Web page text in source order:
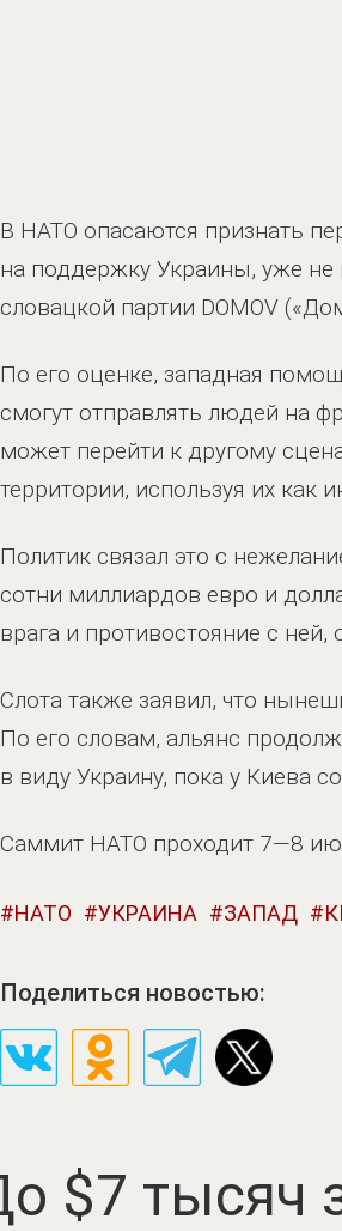
В НАТО опасаются признать
на поддержку Украины, уже не
словацкой партии DOMOV
По его оценке, западная
смогут отправлять людей на
может перейти к другому
территории, используя их как
Политик связал это с
сотни миллиардов евро и
врага и противостояние с ней,
Слота также заявил, что
По его словам, альянс
в виду Украину, пока у Киева
Саммит НАТО проходит 7—8
НАТО УКРАИНА ЗАПАД
Поделиться новостью:
$7 тысяч